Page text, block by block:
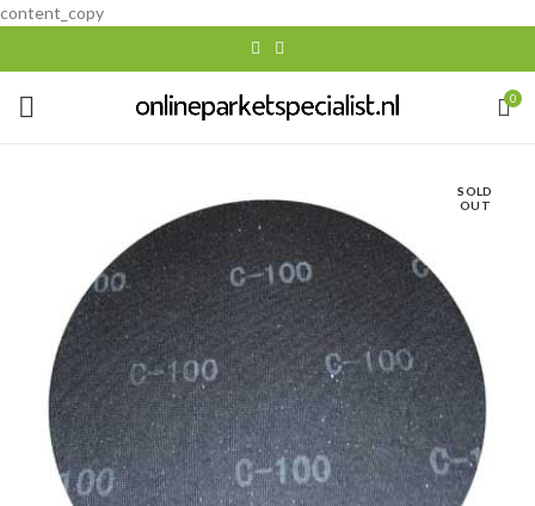
content_copy
0
SOLD
OUT